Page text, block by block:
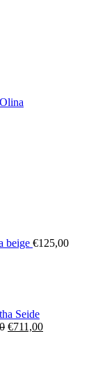
beige €125,00
Seide
Ursprünglicher
€711,00Aktueller